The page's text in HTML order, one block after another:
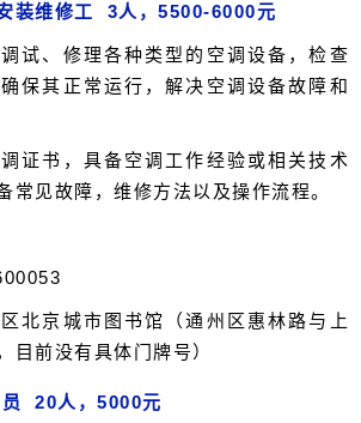
装维修工 3人，5500-6000元
试、修理各种类型的空调设备，检查
保其正常运行，解决空调设备故障和
证书，具备空调工作经验或相关技术
常见故障，维修方法以及操作流程。
北京城市图书馆（通州区惠林路与上
目前没有具体门牌号）
20人，5000元